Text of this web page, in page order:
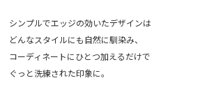
シンプルでエッジの効いたデザインは
どんなスタイルにも自然に馴染み、
コーディネートにひとつ加えるだけで
ぐっと洗練された印象に。